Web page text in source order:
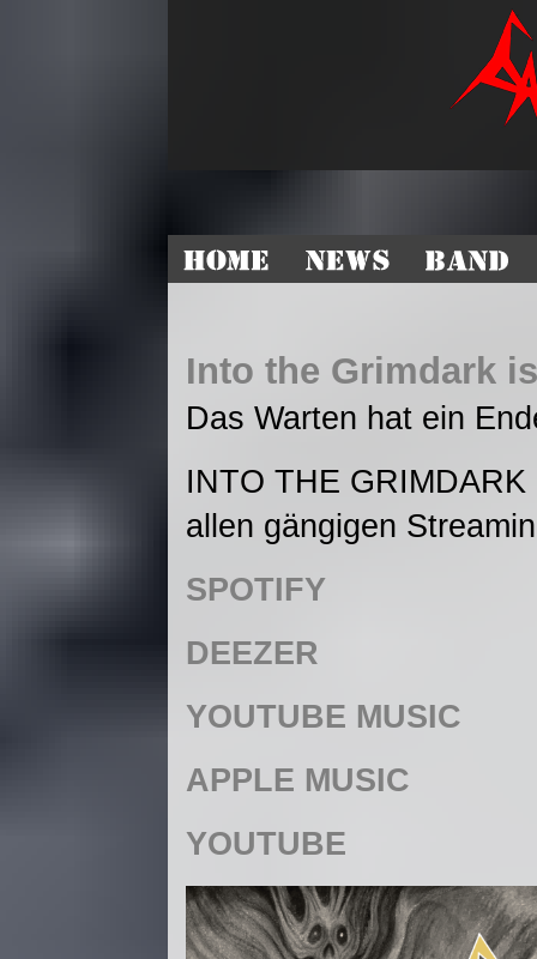
Into the Grimdark
Das Warten hat ein
INTO THE
allen gängigen
SPOTIFY
DEEZER
YOUTUBE MUSIC
APPLE MUSIC
YOUTUBE